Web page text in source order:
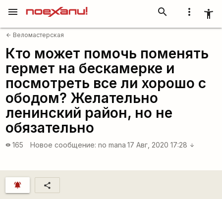
more_vert accessibility_new
search
menu
arrow_back Веломастерская
Кто может помочь поменять
гермет на бескамерке и
посмотреть все ли хорошо с
ободом? Желательно
ленинский район, но не
обязательно
visibility 165 Новое сообщение: no mana 17 Авг, 2020 17:28 arrow_downward
notifications_active share